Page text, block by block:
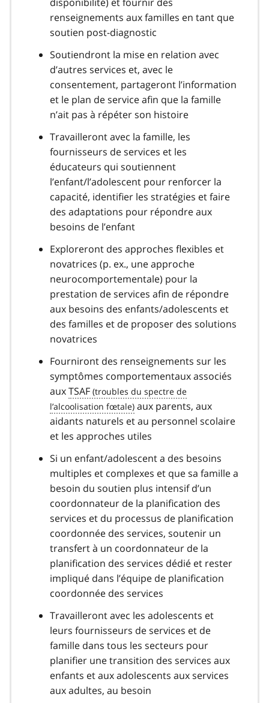
renseignements aux familles en tant que
soutien post-diagnostic
Soutiendront la mise en relation avec
d’autres services et, avec le
consentement, partageront l’information
et le plan de service afin que la famille
n’ait pas à répéter son histoire
Travailleront avec la famille, les
fournisseurs de services et les
éducateurs qui soutiennent
l’enfant/l’adolescent pour renforcer la
capacité, identifier les stratégies et faire
des adaptations pour répondre aux
besoins de l’enfant
Exploreront des approches flexibles et
novatrices (p. ex., une approche
neurocomportementale) pour la
prestation de services afin de répondre
aux besoins des enfants/adolescents et
des familles et de proposer des solutions
novatrices
Fourniront des renseignements sur les
symptômes comportementaux associés
auxTSAF
aux parents, aux
aidants naturels et au personnel scolaire
et les approches utiles
Si un enfant/adolescent a des besoins
multiples et complexes et que sa famille a
besoin du soutien plus intensif d’un
coordonnateur de la planification des
services et du processus de planification
coordonnée des services, soutenir un
transfert à un coordonnateur de la
planification des services dédié et rester
impliqué dans l’équipe de planification
coordonnée des services
Travailleront avec les adolescents et
leurs fournisseurs de services et de
famille dans tous les secteurs pour
planifier une transition des services aux
enfants et aux adolescents aux services
aux adultes, au besoin